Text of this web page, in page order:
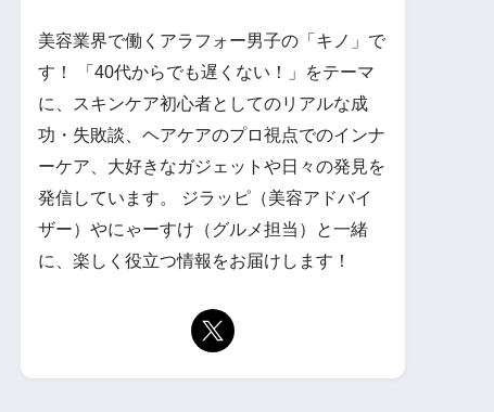
美容業界で働くアラフォー男子の「キノ」で
す！ 「40代からでも遅くない！」をテーマ
に、スキンケア初心者としてのリアルな成
功・失敗談、ヘアケアのプロ視点でのインナ
ーケア、大好きなガジェットや日々の発見を
発信しています。 ジラッピ（美容アドバイ
ザー）やにゃーすけ（グルメ担当）と一緒
に、楽しく役立つ情報をお届けします！